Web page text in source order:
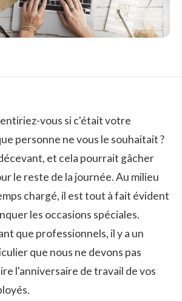
vous si c'était votre
personne ne vous le souhaitait ?
et cela pourrait gâcher
le reste de la journée. Au milieu
chargé, il est tout à fait évident
les occasions spéciales.
que professionnels, il y a un
que nous ne devons pas
l'anniversaire de travail de vos